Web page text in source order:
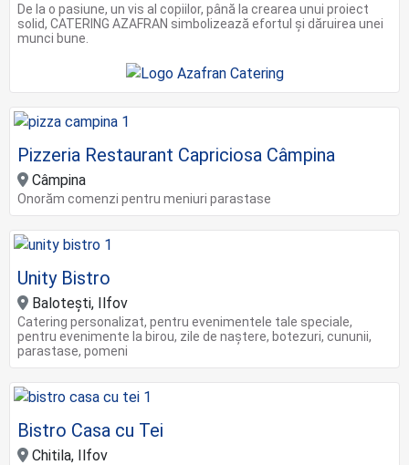
De la o pasiune, un vis al copiilor, până la crearea unui proiect
solid, CATERING AZAFRAN simbolizează efortul și dăruirea unei
munci bune.
Pizzeria Restaurant Capriciosa Câmpina
Câmpina
Onorăm comenzi pentru meniuri parastase
Unity Bistro
Balotești, Ilfov
Catering personalizat, pentru evenimentele tale speciale,
pentru evenimente la birou, zile de naștere, botezuri, cununii,
parastase, pomeni
Bistro Casa cu Tei
Chitila, Ilfov